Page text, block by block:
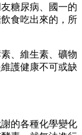
糖尿病、國一的
食吃出來的，所
、維生素、礦物
護健康不可或缺
的各種化學變化